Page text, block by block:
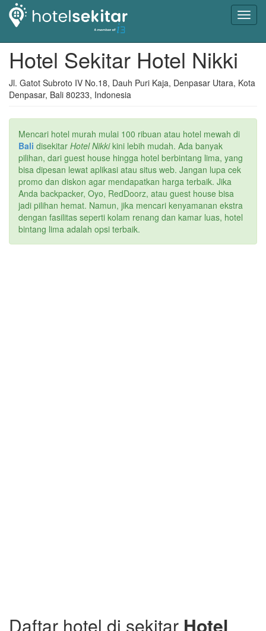
Hotel Sekitar Hotel Nikki
Jl. Gatot Subroto IV No.18, Dauh Puri Kaja, Denpasar Utara, Kota
Denpasar, Bali 80233, Indonesia
Mencari hotel murah mulai 100 ribuan atau hotel mewah di
Bali disekitar Hotel Nikkikini lebih mudah. Ada banyak
pilihan, dari guest house hingga hotel berbintang lima, yang
bisa dipesan lewat aplikasi atau situs web. Jangan lupa cek
promo dan diskon agar mendapatkan harga terbaik. Jika
Anda backpacker, Oyo, RedDoorz, atau guest house bisa
jadi pilihan hemat. Namun, jika mencari kenyamanan ekstra
dengan fasilitas seperti kolam renang dan kamar luas, hotel
bintang lima adalah opsi terbaik.
Daftar hotel di sekitar Hotel